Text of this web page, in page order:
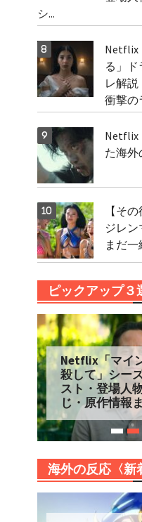
シ...
Netflix
る」
レ解説
衝撃の
Netflix
た海外
【そ
ジレン
まだ
ピックアップ３
Netflix「マイ
殺して」シー
スト・登場人
じ・原作情報
海外の反応〈新